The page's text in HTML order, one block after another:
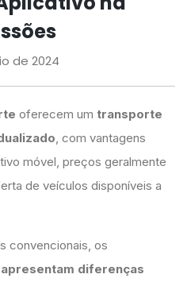
de 2024
oferecem um transporte
, com vantagens
móvel, preços geralmente
de veículos disponíveis a
convencionais, os
diferenças